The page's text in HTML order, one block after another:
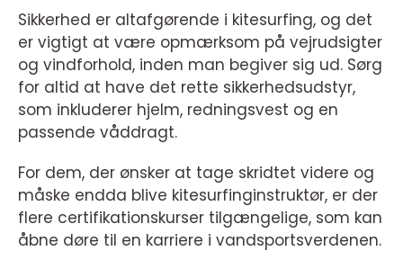
Sikkerhed er altafgørende i kitesurfing, og det
er vigtigt at være opmærksom på vejrudsigter
og vindforhold, inden man begiver sig ud. Sørg
for altid at have det rette sikkerhedsudstyr,
som inkluderer hjelm, redningsvest og en
passende våddragt.
For dem, der ønsker at tage skridtet videre og
måske endda blive kitesurfinginstruktør, er der
flere certifikationskurser tilgængelige, som kan
åbne døre til en karriere i vandsportsverdenen.